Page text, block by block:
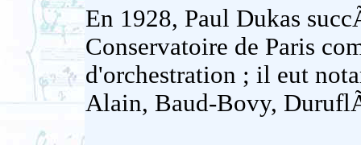
En 1928, Paul Dukas
Conservatoire de Paris
d'orchestration ; il eut
Alain, Baud-Bovy,